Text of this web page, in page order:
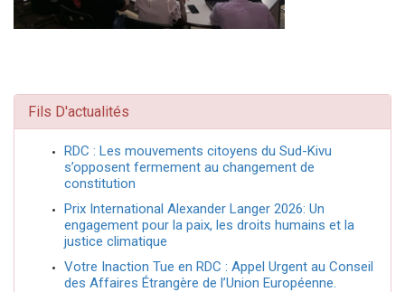
Fils D'actualités
RDC : Les mouvements citoyens du Sud-Kivu
s’opposent fermement au changement de
constitution
Prix International Alexander Langer 2026: Un
engagement pour la paix, les droits humains et la
justice climatique
Votre Inaction Tue en RDC : Appel Urgent au Conseil
des Affaires Étrangère de l’Union Européenne.